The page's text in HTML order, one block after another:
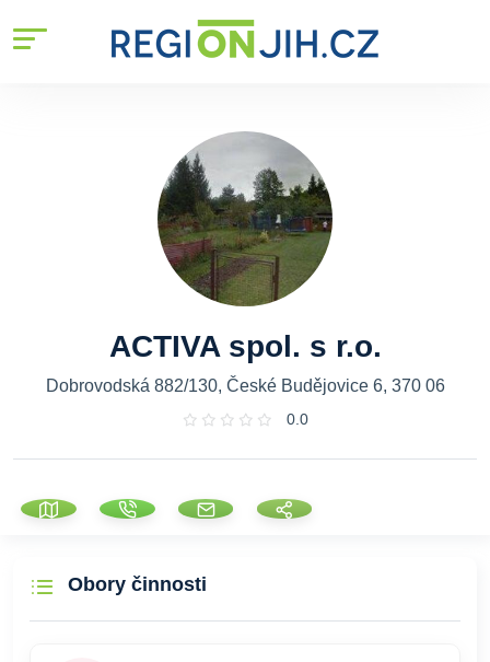
ACTIVA spol. s r.o.
Dobrovodská 882/130, České Budějovice 6, 370 06
0.0
Obory činnosti